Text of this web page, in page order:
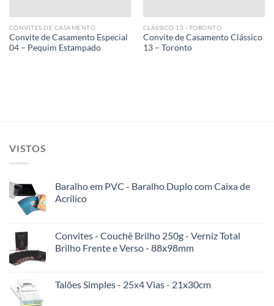
CONVITES DE CASAMENTO
Convite de Casamento Especial
04 – Pequim Estampado
CLÁSSICO 13 - TORONTO
Convite de Casamento Clássico
13 – Toronto
VISTOS
Baralho em PVC - Baralho Duplo com Caixa de
Acrílico
Convites - Couchê Brilho 250g - Verniz Total
Brilho Frente e Verso - 88x98mm
Talões Simples - 25x4 Vias - 21x30cm